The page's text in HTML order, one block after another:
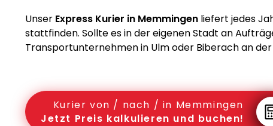
Unser Express Kurier in Memmingen liefert jedes
stattfinden. Sollte es in der eigenen Stadt an
Transportunternehmen in Ulm oder Biberach an der
Kurier von / nach / in Memmingen
Jetzt Preis kalkulieren und buchen!